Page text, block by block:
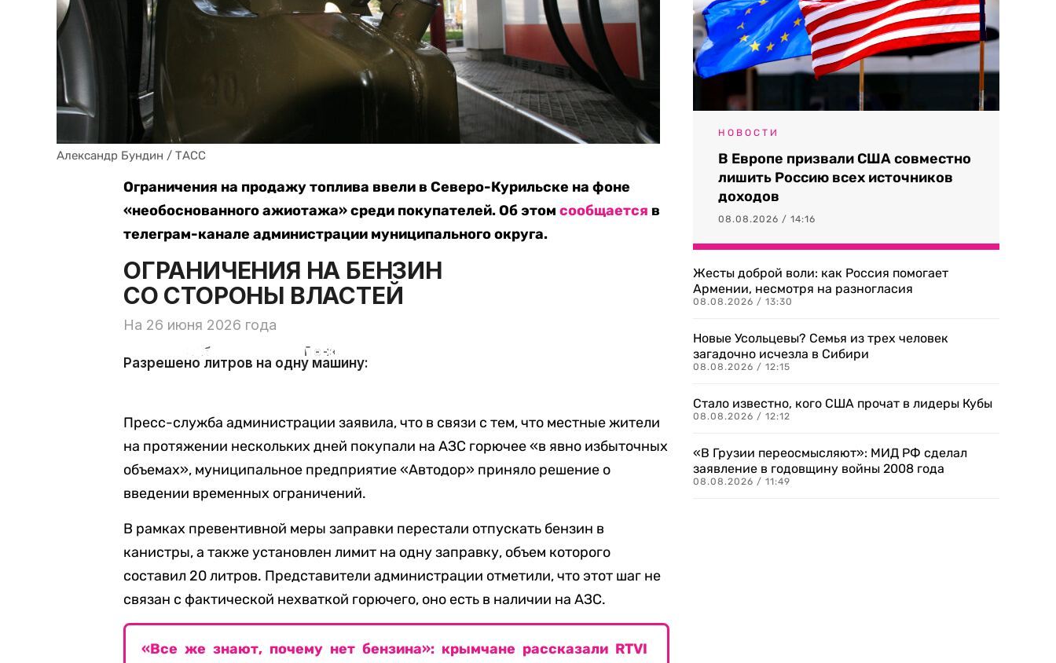
Александр Бундин / ТАСС
Ограничения на продажу топлива ввели в Северо-Курильске на фоне
«необоснованного ажиотажа» среди покупателей. Об этомсообщается в
телеграм-канале администрации муниципального округа.
Пресс-служба администрации заявила, что в связи с тем, что местные жители
на протяжении нескольких дней покупали на АЗС горючее «в явно избыточных
объемах», муниципальное предприятие «Автодор» приняло решение о
введении временных ограничений.
В рамках превентивной меры заправки перестали отпускать бензин в
канистры, а также установлен лимит на одну заправку, объем которого
составил 20 литров. Представители администрации отметили, что этот шаг не
связан с фактической нехваткой горючего, оно есть в наличии на АЗС.
«Все же знают, почему нет бензина»: крымчане рассказали RTVI
НОВОСТИ
В Европе призвали США совместно
лишить Россию всех источников
доходов
08.08.2026 / 14:16
Жесты доброй воли: как Россия помогает
Армении, несмотря на разногласия
08.08.2026 / 13:30
Новые Усольцевы? Семья из трех человек
загадочно исчезла в Сибири
08.08.2026 / 12:15
Стало известно, кого США прочат в лидеры Кубы
08.08.2026 / 12:12
«В Грузии переосмысляют»: МИД РФ сделал
заявление в годовщину войны 2008 года
08.08.2026 / 11:49